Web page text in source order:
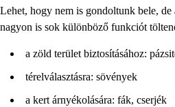
Lehet, hogy nem is gondoltunk bele,
nagyon is sok különböző funkciót
a zöld terület biztosításához:
térelválasztásra: sövények
a kert árnyékolására: fák, cserjék